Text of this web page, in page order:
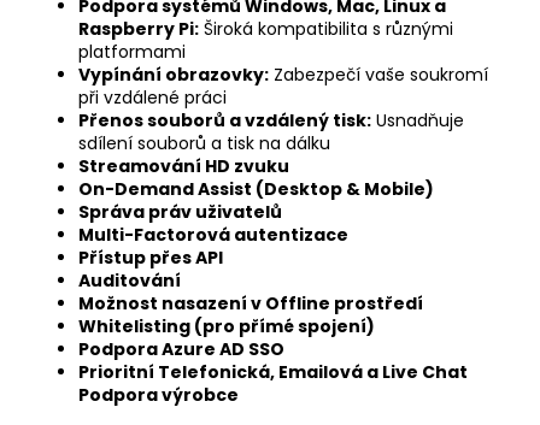
Podpora systémů Windows, Mac, Linux a
Raspberry Pi: Široká kompatibilita s různými
platformami
Vypínání obrazovky: Zabezpečí vaše soukromí
při vzdálené práci
Přenos souborů a vzdálený tisk: Usnadňuje
sdílení souborů a tisk na dálku
Streamování HD zvuku
On-Demand Assist (Desktop & Mobile)
Správa práv uživatelů
Multi-Factorová autentizace
Přístup přes API
Auditování
Možnost nasazení v Offline prostředí
Whitelisting (pro přímé spojení)
Podpora Azure AD SSO
Prioritní Telefonická, Emailová a Live Chat
Podpora výrobce